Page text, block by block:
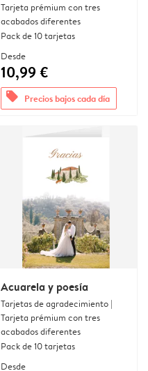
Tarjeta prémium con tres
acabados diferentes
Pack de 10 tarjetas
Desde
10,99 €
offers Precios bajos cada día
Acuarela y poesía
Tarjetas de agradecimiento |
Tarjeta prémium con tres
acabados diferentes
Pack de 10 tarjetas
Desde